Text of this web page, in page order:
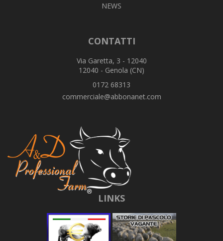
NEWS
CONTATTI
Via Garetta, 3 - 12040
12040 - Genola (CN)
0172 68313
commerciale@abbonanet.com
LINKS